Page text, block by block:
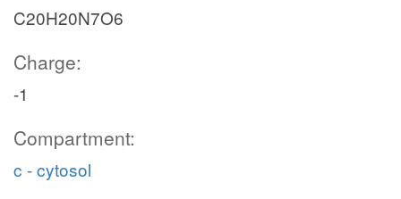
C20H20N7O6
Charge:
-1
Compartment:
c - cytosol